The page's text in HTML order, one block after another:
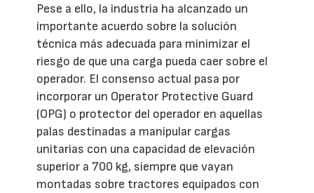
Pese a ello, la industria ha alcanzado un
importante acuerdo sobre la solución
técnica más adecuada para minimizar el
riesgo de que una carga pueda caer sobre el
operador. El consenso actual pasa por
incorporar un Operator Protective Guard
(OPG) o protector del operador en aquellas
palas destinadas a manipular cargas
unitarias con una capacidad de elevación
superior a 700 kg, siempre que vayan
montadas sobre tractores equipados con